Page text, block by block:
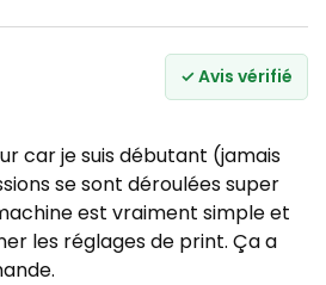
✓ Avis vérifié
car je suis débutant (jamais
se sont déroulées super
est vraiment simple et
les réglages de print. Ça a